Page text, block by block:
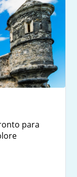
para